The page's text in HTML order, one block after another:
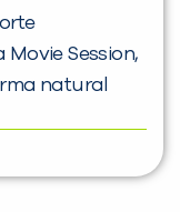
Session,
natural